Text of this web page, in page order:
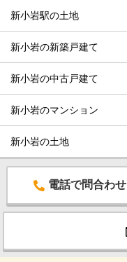
新小岩駅の土地
新小岩の新築戸建て
新小岩の中古戸建て
新小岩のマンション
新小岩の土地
電話で問合わせ